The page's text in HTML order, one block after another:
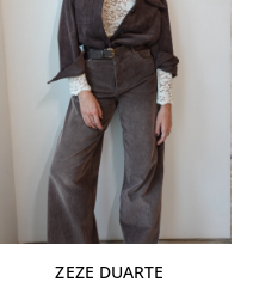
ZEZE DUARTE